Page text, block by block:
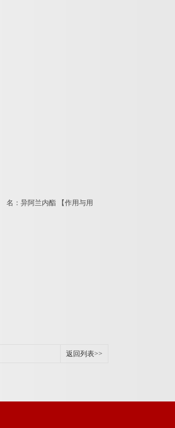
：异阿兰内酯
【作用与用
返回列表>>